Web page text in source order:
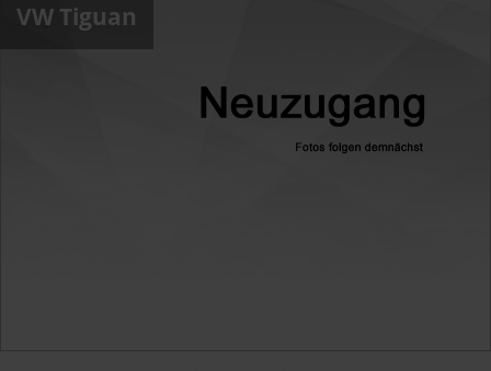
VW Tiguan